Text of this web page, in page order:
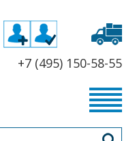
+7 (495) 150-58-55